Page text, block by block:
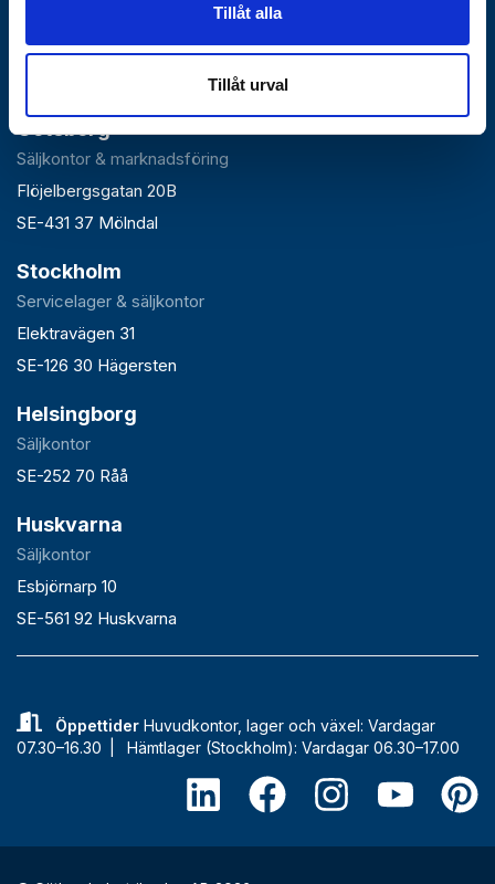
Tillåt alla
Tillåt urval
Huvudlager, kontor & växel
Roxnäsvägen 14
Göteborg
Säljkontor & marknadsföring
Flöjelbergsgatan 20B
SE-431 37 Mölndal
Stockholm
Servicelager & säljkontor
Elektravägen 31
SE-126 30 Hägersten
Helsingborg
Säljkontor
SE-252 70 Råå
Huskvarna
Säljkontor
Esbjörnarp 10
SE-561 92 Huskvarna
ÖppettiderHuvudkontor, lager och växel: Vardagar
07.30–16.30 | Hämtlager (Stockholm): Vardagar 06.30–17.00